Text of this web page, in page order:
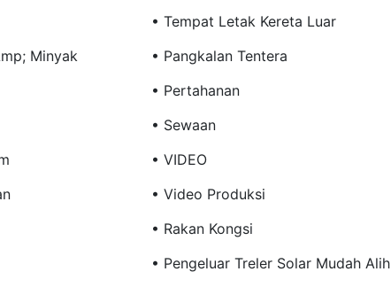
• Tempat Letak Kereta Luar
Minyak
• Pangkalan Tentera
• Pertahanan
• Sewaan
• VIDEO
• Video Produksi
• Rakan Kongsi
• Pengeluar Treler Solar Mudah Alih